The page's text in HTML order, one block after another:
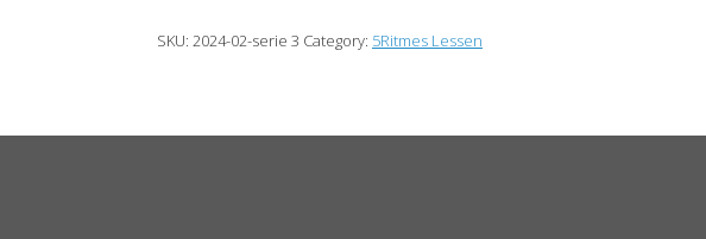
2024
SKU: 2024-02-serie 3 Category: 5Ritmes Lessen